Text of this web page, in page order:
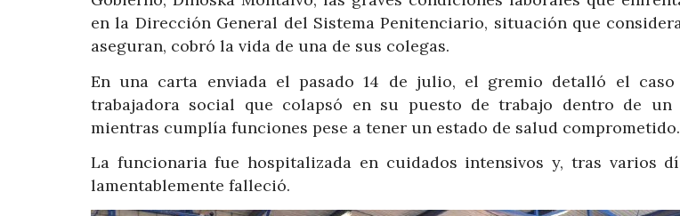
en la Dirección General del Sistema Penitenciario, situación que
aseguran, cobró la vida de una de sus colegas.
En una carta enviada el pasado 14 de julio, el gremio detalló el caso
trabajadora social que colapsó en su puesto de trabajo dentro de un
mientras cumplía funciones pese a tener un estado de salud comprometido.
La funcionaria fue hospitalizada en cuidados intensivos y, tras varios
lamentablemente falleció.